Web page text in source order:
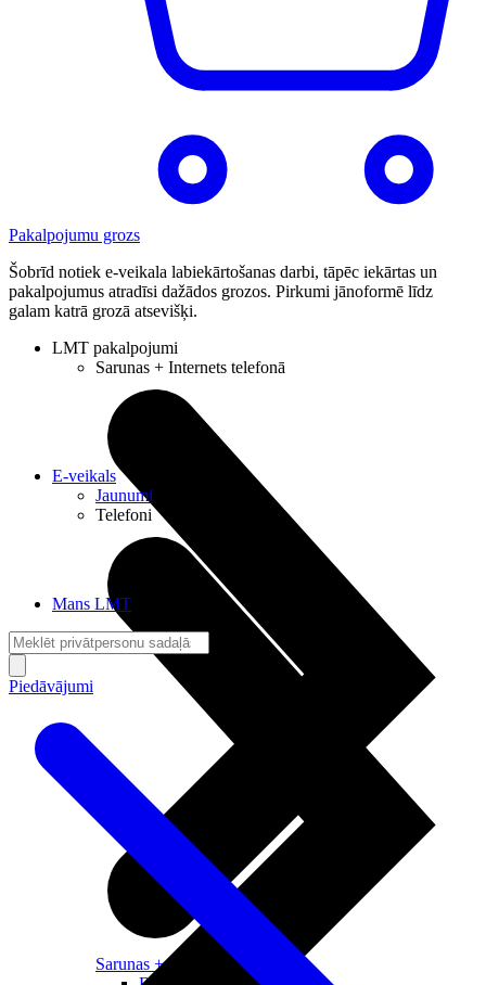
Pakalpojumu grozs
Šobrīd notiek e-veikala labiekārtošanas darbi, tāpēc iekārtas un
pakalpojumus atradīsi dažādos grozos. Pirkumi jānoformē līdz
galam katrā grozā atsevišķi.
LMT pakalpojumi
Sarunas + Internets telefonā
Sarunas + Internets
E-veikals
Jaunumi
Telefoni
Mans LMT
Piedāvājumi